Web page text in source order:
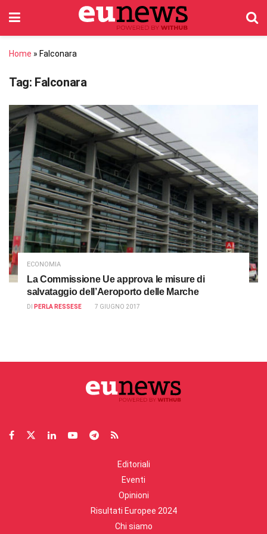
Home » Falconara
Tag: Falconara
ECONOMIA
La Commissione Ue approva le misure di
salvataggio dell’Aeroporto delle Marche
DI PERLA RESSESE 7 GIUGNO 2017
Editoriali
Eventi
Opinioni
Risultati Europee 2024
Chi siamo